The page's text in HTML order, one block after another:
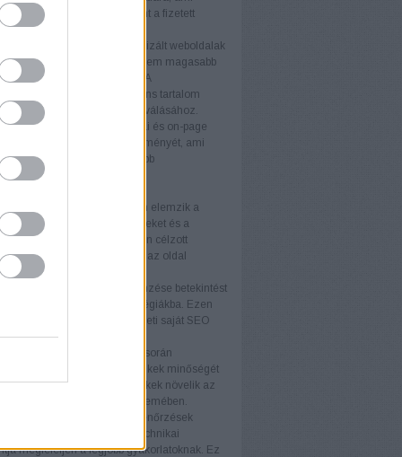
költséghatékonyabb, mint a fizetett
Az optimalizált weboldalak
több látogatót vonzanak, hanem magasabb
arányt is eredményeznek. A
kialakítás és a releváns tartalom
a látogatók vásárlókká válásához.
élmény
A technikai és on-page
a weboldal felhasználói élményét, ami
látogatási időt és alacsonyabb
arányt eredményez.
Az SEO-auditok átfogóan elemzik a
állapotát, feltárva az erősségeket és a
területeket. Az auditok alapján célzott
végezhet, amelyek növelik az oldal
A versenytársak elemzése betekintést
trendekbe és sikeres stratégiákba. Ezen
felhasználásával fejlesztheti saját SEO
és versenyelőnyhöz juthat.
A backlink elemzés során
a weboldalra mutató linkek minőségét
A kiváló minőségű linkek növelik az
a keresőmotorok szemében.
A technikai ellenőrzések
hogy a weboldal minden technikai
megfeleljen a legjobb gyakorlatoknak. Ez